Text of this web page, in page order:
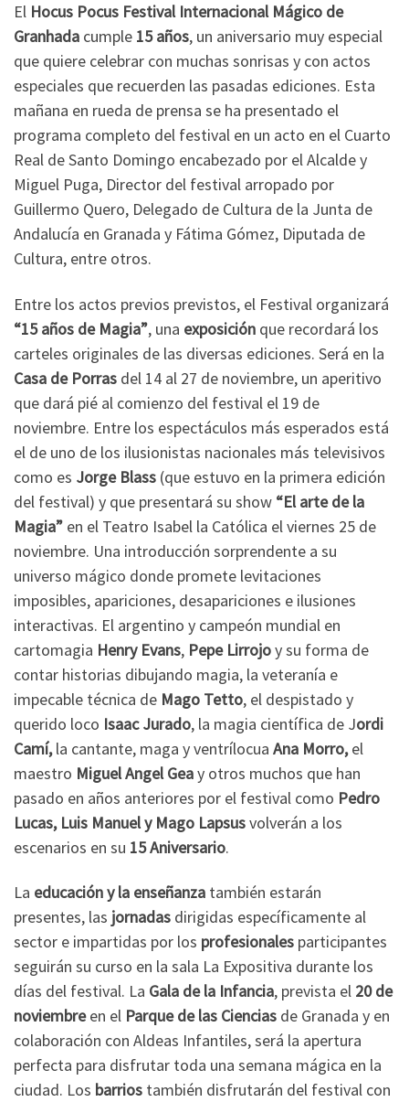
El Hocus Pocus Festival Internacional Mágico de
Granhada cumple 15 años, un aniversario muy especial
que quiere celebrar con muchas sonrisas y con actos
especiales que recuerden las pasadas ediciones. Esta
mañana en rueda de prensa se ha presentado el
programa completo del festival en un acto en el Cuarto
Real de Santo Domingo encabezado por el Alcalde y
Miguel Puga, Director del festival arropado por
Guillermo Quero, Delegado de Cultura de la Junta de
Andalucía en Granada y Fátima Gómez, Diputada de
Cultura, entre otros.
Entre los actos previos previstos, el Festival organizará
“15 años de Magia”, una exposición que recordará los
carteles originales de las diversas ediciones. Será en la
Casa de Porras del 14 al 27 de noviembre, un aperitivo
que dará pié al comienzo del festival el 19 de
noviembre. Entre los espectáculos más esperados está
el de uno de los ilusionistas nacionales más televisivos
como es Jorge Blass (que estuvo en la primera edición
del festival) y que presentará su show “El arte de la
Magia” en el Teatro Isabel la Católica el viernes 25 de
noviembre. Una introducción sorprendente a su
universo mágico donde promete levitaciones
imposibles, apariciones, desapariciones e ilusiones
interactivas. El argentino y campeón mundial en
cartomagia Henry Evans, Pepe Lirrojoy su forma de
contar historias dibujando magia, la veteranía e
impecable técnica de Mago Tetto, el despistado y
querido loco Isaac Jurado, la magia científica de Jordi
Camí,la cantante, maga y ventrílocua Ana Morro,el
maestro Miguel Angel Geay otros muchos que han
pasado en años anteriores por el festival como Pedro
Lucas, Luis Manuel y Mago Lapsusvolverán a los
escenarios en su 15 Aniversario.
La educación y la enseñanza también estarán
presentes, las jornadas dirigidas específicamente al
sector e impartidas por los profesionales participantes
seguirán su curso en la sala La Expositiva durante los
días del festival. La Gala de la Infancia, prevista el 20 de
noviembreen el Parque de las Ciencias de Granada y en
colaboración con Aldeas Infantiles, será la apertura
perfecta para disfrutar toda una semana mágica en la
ciudad. Los barrios también disfrutarán del festival con